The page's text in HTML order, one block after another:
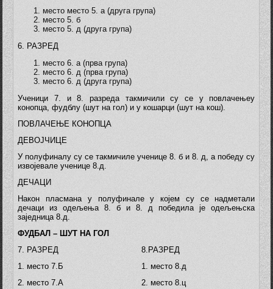
место место 5. а (друга група)
место 5. б
место 5. д (друга група)
6. РАЗРЕД
место 6. а (прва група)
место 6. д (прва група)
место 6. д (друга група)
Ученици 7. и 8. разреда такмичили су се у повлачењеу
конопца, фудблу (шут на гол) и у кошарци (шут на кош).
ПОВЛАЧЕЊЕ КОНОПЦА
ДЕВОЈЧИЦЕ
У полуфиналу су се такмичиле ученице 8. б и 8. д, а победу су
извојевале ученице 8.д.
ДЕЧАЦИ
Након пласмана у полуфинале у којем су се надметали
дечаци из одељења 8. б и 8. д победила је одељењска
заједница 8.д.
ФУДБАЛ – ШУТ НА ГОЛ
7. РАЗРЕД 8.РАЗРЕД
1. место 7.Б 1. место 8.д
2. место 7.А 2. место 8.ц